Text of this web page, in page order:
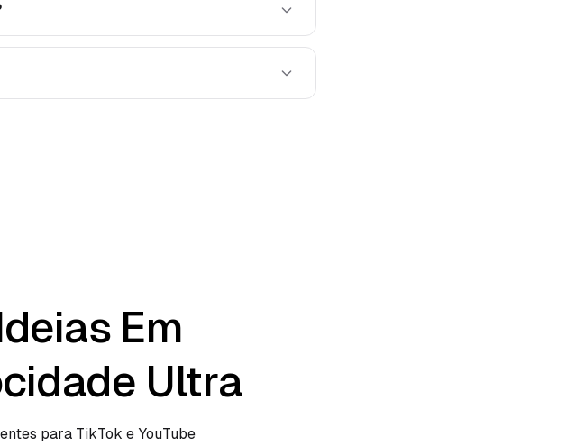
Em
Ultra
para TikTok e YouTube